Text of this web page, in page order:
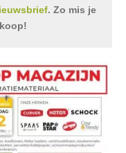
. Zo mis je